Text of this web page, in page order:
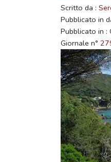
Scritto da :
Pubblicato in
Pubblicato in :
Giornale n°